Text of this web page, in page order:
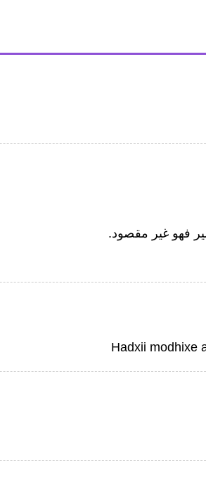
فهو غير مقصود.
Hadxii modhixe